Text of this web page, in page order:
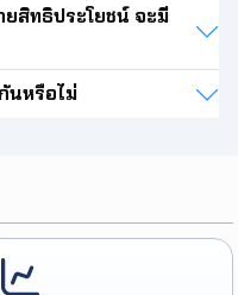
สิทธิประโยชน์ จะมี
นหรือไม่